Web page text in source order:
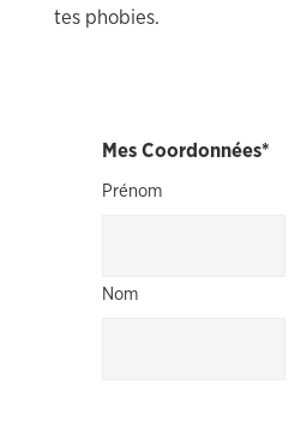
tes phobies.
Mes Coordonnées*
Prénom
Nom